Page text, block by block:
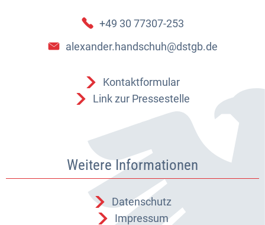
+49 30 77307-253
alexander.handschuh@dstgb.de
Kontaktformular
Link zur Pressestelle
Weitere Informationen
Datenschutz
Impressum